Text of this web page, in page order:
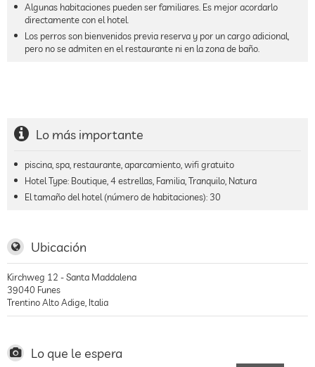
Algunas habitaciones pueden ser familiares. Es mejor acordarlo
directamente con el hotel.
Los perros son bienvenidos previa reserva y por un cargo adicional,
pero no se admiten en el restaurante ni en la zona de baño.
Lo más importante
piscina, spa, restaurante, aparcamiento, wifi gratuito
Hotel Type: Boutique, 4 estrellas, Familia, Tranquilo, Natura
El tamaño del hotel (número de habitaciones): 30
Ubicación
Kirchweg 12 - Santa Maddalena
39040 Funes
Trentino Alto Adige Italia
Lo que le espera